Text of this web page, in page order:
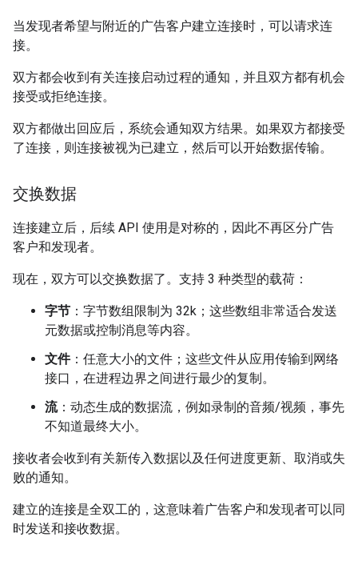
当发现者希望与附近的广告客户建立连接时，可以请求连
接。
双方都会收到有关连接启动过程的通知，并且双方都有机会
接受或拒绝连接。
双方都做出回应后，系统会通知双方结果。如果双方都接受
了连接，则连接被视为已建立，然后可以开始数据传输。
交换数据
连接建立后，后续 API 使用是对称的，因此不再区分广告
客户和发现者。
现在，双方可以交换数据了。支持 3 种类型的载荷：
字节 ：字节数组限制为 32k；这些数组非常适合发送
元数据或控制消息等内容。
文件：任意大小的文件；这些文件从应用传输到网络
接口，在进程边界之间进行最少的复制。
流：动态生成的数据流，例如录制的音频/视频，事先
不知道最终大小。
接收者会收到有关新传入数据以及任何进度更新、取消或失
败的通知。
建立的连接是全双工的，这意味着广告客户和发现者可以同
时发送和接收数据。